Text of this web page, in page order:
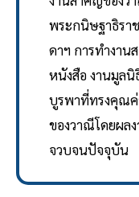
พระกนิษฐาธิรา
ดาฯ การทำงาน
หนังสือ งานมูล
บูรพาที่ทรงคุณค่
ของวาณีโดยผล
จวบจนปัจจุบัน